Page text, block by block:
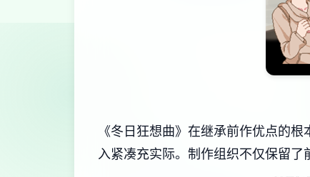
《冬日狂想曲》在继承前作优点的
入紧凑充实际。制作组织不仅保留了